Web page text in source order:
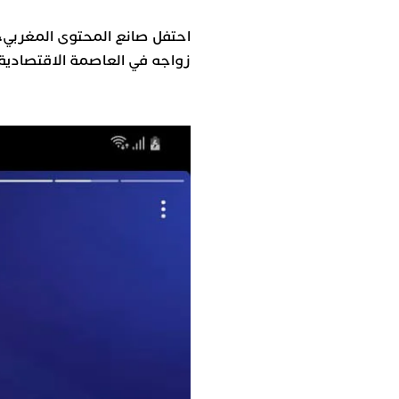
احتفل صانع المحتوى
زواجه في العاصمة الاقتصادية